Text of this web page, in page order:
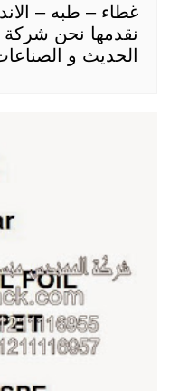
نقدمها نحن
الحديث و